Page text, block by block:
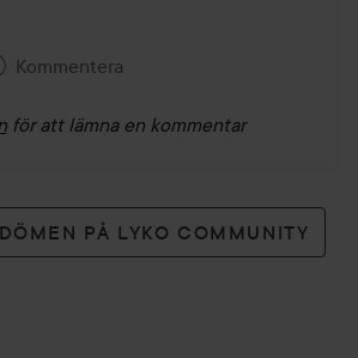
Kommentera
för att lämna en kommentar
PÅ LYKO COMMUNITY